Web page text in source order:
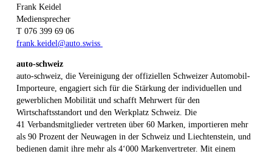
Frank Keidel
Mediensprecher
T 076 399 69 06
frank.keidel@auto.swiss
auto-schweiz
auto-schweiz, die Vereinigung der offiziellen Schweizer Automobil-
Importeure, engagiert sich für die Stärkung der individuellen und
gewerblichen Mobilität und schafft Mehrwert für den
Wirtschaftsstandort und den Werkplatz Schweiz. Die
41 Verbandsmitglieder vertreten über 60 Marken, importieren mehr
als 90 Prozent der Neuwagen in der Schweiz und Liechtenstein, und
bedienen damit ihre mehr als 4‘000 Markenvertreter. Mit einem